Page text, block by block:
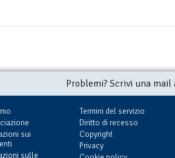
Problemi? Scrivi una
sui
sulle
Termini del servizio
Diritto di recesso
Copyright
Privacy